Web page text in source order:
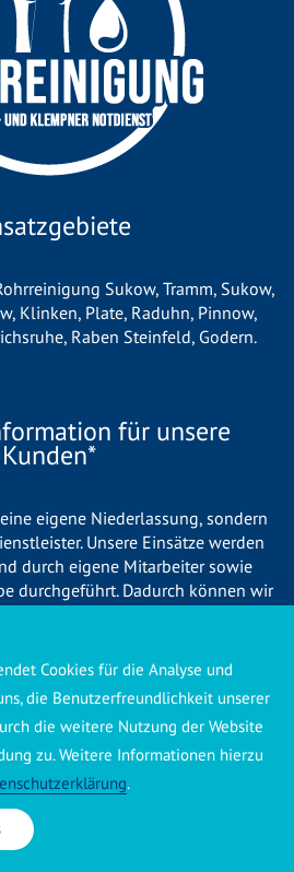
Sukow, Tramm, Sukow,
, Klinken, Plate, Raduhn, Pinnow,
, Raben Steinfeld, Godern.
für unsere
Kunden*
eigene Niederlassung, sondern
Unsere Einsätze werden
durch eigene Mitarbeiter sowie
durchgeführt. Dadurch können wir
Sollte kein eigener Mitarbeiter
übernehmen Partnerbetriebe aus
Alle eingesetzten Betriebe sind
der Arbeiten transparent über die
zu informieren und ortsübliche
zu berechnen.
✆ 0176 160 517 86
Cookies für die Analyse und
die Benutzerfreundlichkeit unserer
die weitere Nutzung der Website
zu. Weitere Informationen hierzu
.